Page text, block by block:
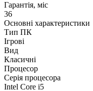
Гарантія, міс
36
Основні характеристики
Тип ПК
Ігрові
Вид
Класичні
Процесор
Серія процесора
Intel Core i5